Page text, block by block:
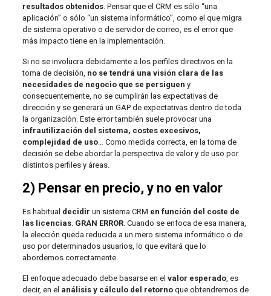
resultados obtenidos. Pensar que el CRM es sólo “una
aplicación” o sólo “un sistema informático”, como el que migra
de sistema operativo o de servidor de correo, es el error que
más impacto tiene en la implementación.
Si no se involucra debidamente a los perfiles directivos en la
toma de decisión, no se tendrá una visión clara de las
necesidades de negocio que se persiguen y
consecuentemente, no se cumplirán las expectativas de
dirección y se generará un GAP de expectativas dentro de toda
la organización. Este error también suele provocar una
infrautilización del sistema, costes excesivos,
complejidad de uso… Como medida correcta, en la toma de
decisión se debe abordar la perspectiva de valor y de uso por
distintos perfiles y áreas.
2) Pensar en precio, y no en valor
Es habitual decidir un sistema CRM en función del coste de
las licencias. GRAN ERROR. Cuando se enfoca de esa manera,
la elección queda reducida a un mero sistema informático o de
uso por determinados usuarios, lo que evitará que lo
abordemos correctamente.
El enfoque adecuado debe basarse en el valor esperado, es
decir, en el análisis y cálculo del retornoque obtendremos de